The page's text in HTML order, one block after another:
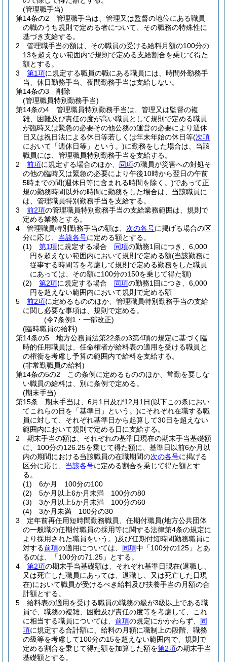
(管理職手当)
第14条の2
管理職手当は、管理又は監督の地位にある職員
の職のうち規則で定める者について、その職務の特殊性に
基づき支給する。
2
管理職手当の額は、その職員の受ける給料月額の100分の
13を超えない範囲内で規則で定める支給割合を乗じて得た
額とする。
3
第1項に規定する職員の職にある職員には、時間外勤務手
当、休日勤務手当、夜間勤務手当は支給しない。
第14条の3
削除
(管理職員特別勤務手当)
第14条の4
管理職員特別勤務手当は、管理又は監督の複
雑、困難及び責任の度が高い職員として規則で定める職員
が臨時又は緊急の必要その他公務の運営の必要により週休
日又は祝日法による休日等若しくは年末年始の休日等(次項
において「週休日等」という。)に勤務をした場合は、当該
職員には、管理職員特別勤務手当を支給する。
2
前項に規定する場合のほか、 同項の職員が災害への対処そ
の他の臨時又は緊急の必要により午後10時から翌日の午前
5時までの間(週休日等に含まれる時間を除く。)であって正
規の勤務時間以外の時間に勤務をした場合は、当該職員に
は、管理職員特別勤務手当を支給する。
3
前2項の管理職員特別勤務手当の支給業務範囲は、規則で
定める業務とする。
4
管理職員特別勤務手当の額は、 次の各号に掲げる場合の区
分に応じ、 当該各号に定める額とする。
(1)
第1項に規定する場合 同項の勤務1回につき、6,000
円を超えない範囲内において規則で定める額(当該勤務に
従事する時間等を考慮して規則で定める勤務をした職員
にあっては、その額に100分の150を乗じて得た額)
(2)
第2項に規定する場合 同項の勤務1回につき、6,000
円を超えない範囲内において規則で定める額
5
前2項に定めるもののほか、管理職員特別勤務手当の支給
に関し必要な事項は、規則で定める。
(令7条例1・一部改正)
(臨時職員の給料)
第14条の5
地方公務員法第22条の3第4項の規定に基づく臨
時的任用職員は、任命権者が給料表の適用を受ける職員と
の権衡を考慮し予算の範囲内で給料を支給する。
(非常勤職員の給料)
第14条の5の2
この条例に定めるもののほか、常勤を要しな
い職員の給料は、別に条例で定める。
(期末手当)
第15条
期末手当は、6月1日及び12月1日(以下この条におい
てこれらの日を「基準日」という。)にそれぞれ在職する職
員に対して、それぞれ基準日から起算して30日を超えない
範囲内において規則で定める日に支給する。
2
期末手当の額は、それぞれの基準日現在の期末手当基礎額
に、100分の126.25を乗じて得た額に、基準日以前6か月以
内の期間における当該職員の在職期間の次の各号に掲げる
区分に応じ、 当該各号に定める割合を乗じて得た額とす
る。
(1)
6か月 100分の100
(2)
5か月以上6か月未満 100分の80
(3)
3か月以上5か月未満 100分の60
(4)
3か月未満 100分の30
3
定年前再任用短時間勤務職員、任期付職員(地方公共団体
の一般職の任期付職員の採用等に関する法律第4条の規定に
より採用された職員をいう。)及び任期付短時間勤務職員に
対する前項の適用については、 同項中「100分の125」とあ
るのは、「100分の71.25」とする。
4
第2項の期末手当基礎額は、それぞれ基準日現在(退職し、
又は死亡した職員にあっては、退職し、又は死亡した日現
在)において職員が受けるべき給料及び扶養手当の月額の合
計額とする。
5
給料表の適用を受ける職員の職務の級が3級以上である職
員で、職務の複雑、困難及び責任の度等を考慮して、これ
に相当する職員については、 前項の規定にかかわらず、 同
項に規定する合計額に、給料の月額に職制上の段階、職務
の級等を考慮して100分の15を超えない範囲内で、規則で
定める割合を乗じて得た額を加算した額を第2項の期末手当
基礎額とする。